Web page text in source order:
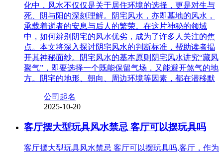
化中，风水不仅仅是关于居住环境的选择，更是对生与
死、阴与阳的深刻理解。阴宅风水，亦即墓地的风水，
承载着逝者的安息与后人的繁荣。在这片神秘的领域
中，如何辨别阴宅的风水优劣，成为了许多人关注的焦
点。本文将深入探讨阴宅风水的判断标准，帮助读者揭
开其神秘面纱。阴宅风水的基本原则阴宅风水讲究“藏风
聚气”，即要选择一个既能保留气场，又能避开煞气的地
方。阴宅的地形、朝向、周边环境等因素，都在潜移默
公司起名
2025-10-20
客厅摆大型玩具风水禁忌 客厅可以摆玩具吗
客厅摆大型玩具风水禁忌 客厅可以摆玩具吗,客厅，作为